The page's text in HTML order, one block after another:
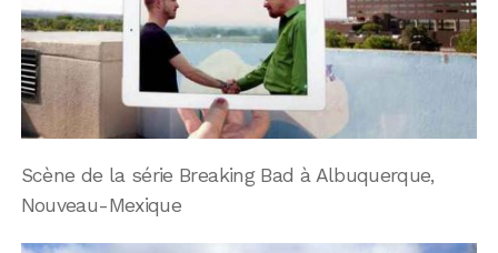
Scène de la série Breaking Bad à Albuquerque,
Nouveau-Mexique